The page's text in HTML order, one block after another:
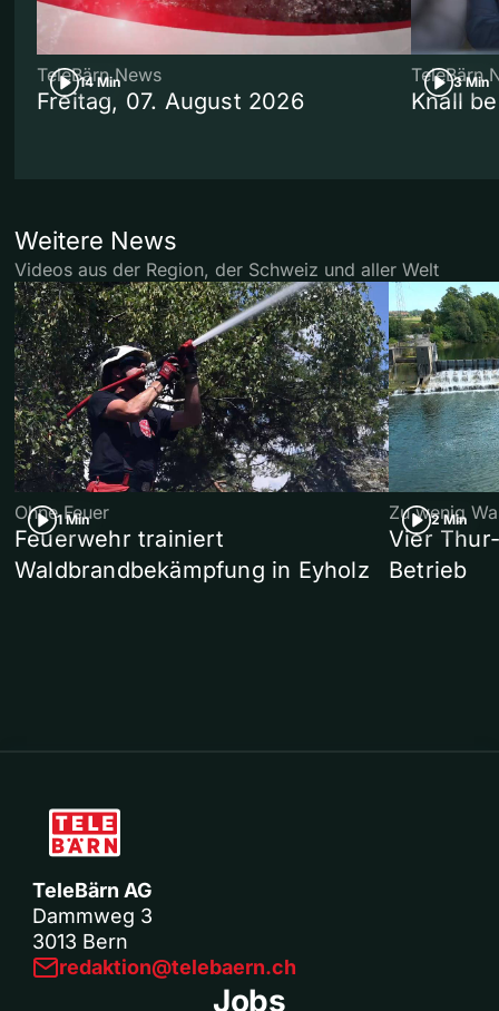
14 Min
TeleBärn News
Freitag, 07. August 2026
3 Min
TeleBärn
Knall
Weitere News
Videos aus der Region, der Schweiz und aller Welt
1 Min
Ohne Feuer
Feuerwehr trainiert
Waldbrandbekämpfung in Eyholz
2 Min
Zu wenig
Vier
Betrieb
TeleBärn AG
Dammweg 3
3013 Bern
redaktion@telebaern.ch
Jobs